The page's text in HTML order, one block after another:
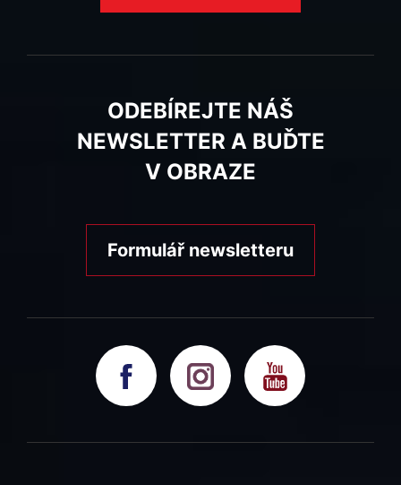
ODEBÍREJTE NÁŠ
NEWSLETTER A BUĎTE
V OBRAZE
Formulář newsletteru